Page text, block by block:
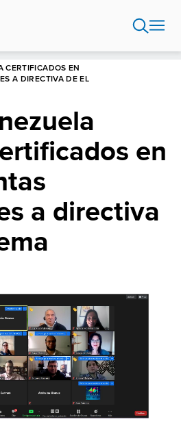
CERTIFICADOS EN
A DIRECTIVA DE EL
en
a directiva